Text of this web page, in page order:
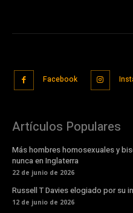
Facebook
Artículos Populares
Más hombres homosexuales y
nunca en Inglaterra
22 de junio de 2026
Russell T Davies elogiado por su
12 de junio de 2026